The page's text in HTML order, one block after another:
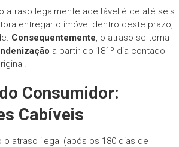
atraso legalmente aceitável é de até seis
entregar o imóvel dentro deste prazo,
Consequentemente, o atraso se torna
a partir do 181º dia contado
Consumidor:
Cabíveis
o atraso ilegal (após os 180 dias de